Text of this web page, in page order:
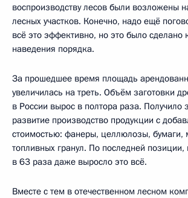
воспроизводству лесов были возложены
лесных участков. Конечно, надо ещё
всё это эффективно, но это было сделано
наведения порядка.
За прошедшее время площадь
увеличилась на треть. Объём заготовки
в России вырос в полтора раза. Получило
развитие производство продукции с
стоимостью: фанеры, целлюлозы, бумаги,
топливных гранул. По последней позиции,
в 63 раза даже выросло это всё.
Вместе с тем в отечественном лесном